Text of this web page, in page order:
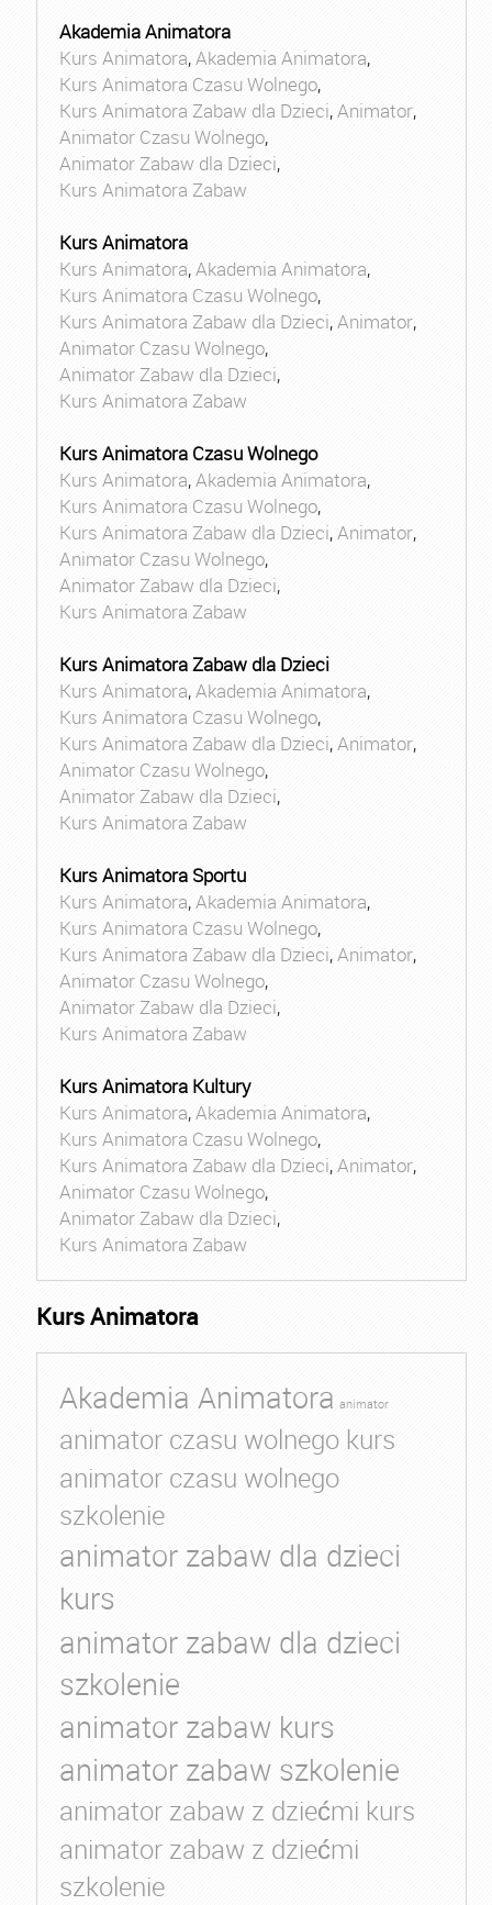
Akademia Animatora
Kurs Animatora,Akademia Animatora,
Kurs Animatora Czasu Wolnego,
Kurs Animatora Zabaw dla Dzieci,Animator,
Animator Czasu Wolnego,
Animator Zabaw dla Dzieci,
Kurs Animatora Zabaw
Kurs Animatora
Kurs Animatora,Akademia Animatora,
Kurs Animatora Czasu Wolnego,
Kurs Animatora Zabaw dla Dzieci,Animator,
Animator Czasu Wolnego,
Animator Zabaw dla Dzieci,
Kurs Animatora Zabaw
Kurs Animatora Czasu Wolnego
Kurs Animatora,Akademia Animatora,
Kurs Animatora Czasu Wolnego,
Kurs Animatora Zabaw dla Dzieci,Animator,
Animator Czasu Wolnego,
Animator Zabaw dla Dzieci,
Kurs Animatora Zabaw
Kurs Animatora Zabaw dla Dzieci
Kurs Animatora,Akademia Animatora,
Kurs Animatora Czasu Wolnego,
Kurs Animatora Zabaw dla Dzieci,Animator,
Animator Czasu Wolnego,
Animator Zabaw dla Dzieci,
Kurs Animatora Zabaw
Kurs Animatora Sportu
Kurs Animatora,Akademia Animatora,
Kurs Animatora Czasu Wolnego,
Kurs Animatora Zabaw dla Dzieci,Animator,
Animator Czasu Wolnego,
Animator Zabaw dla Dzieci,
Kurs Animatora Zabaw
Kurs Animatora Kultury
Kurs Animatora,Akademia Animatora,
Kurs Animatora Czasu Wolnego,
Kurs Animatora Zabaw dla Dzieci,Animator,
Animator Czasu Wolnego,
Animator Zabaw dla Dzieci,
Kurs Animatora Zabaw
Kurs Animatora
Akademia Animatora animator
animator czasu wolnego kurs
animator czasu wolnego
szkolenie
animator zabaw dla dzieci
kurs
animator zabaw dla dzieci
szkolenie
animator zabaw kurs
animator zabaw szkolenie
animator zabaw z dziećmi kurs
animator zabaw z dziećmi
szkolenie